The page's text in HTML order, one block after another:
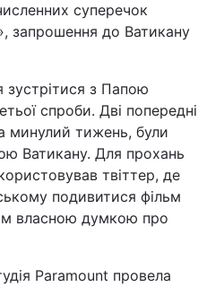
суперечок
запрошення до Ватикану
зустрітися з Папою
спроби. Дві попередні
минулий тижень, були
Ватикану. Для прохань
твіттер, де
подивитися фільм
власною думкою про
Paramount провела